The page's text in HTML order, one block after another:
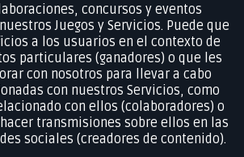
concursos y eventos
Juegos y Servicios. Puede que
a los usuarios en el contexto de
particulares (ganadores) o que les
con nosotros para llevar a cabo
con nuestros Servicios, como
con ellos (colaboradores) o
transmisiones sobre ellos en las
sociales (creadores de contenido).